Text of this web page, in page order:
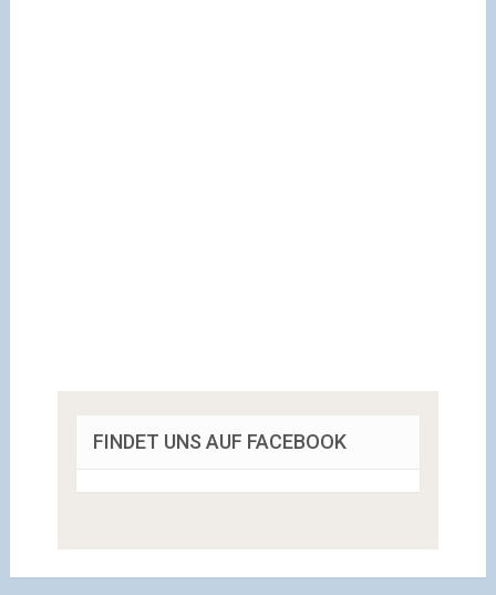
FINDET UNS AUF FACEBOOK